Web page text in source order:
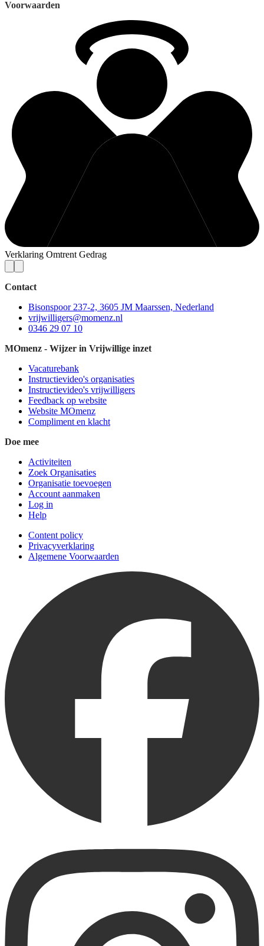
Voorwaarden
Verklaring Omtrent Gedrag
Contact
Bisonspoor 237-2, 3605 JM Maarssen, Nederland
vrijwilligers@momenz.nl
0346 29 07 10
MOmenz - Wijzer in Vrijwillige inzet
Vacaturebank
Instructievideo's organisaties
Instructievideo's vrijwilligers
Feedback op website
Website MOmenz
Compliment en klacht
Doe mee
Activiteiten
Zoek Organisaties
Organisatie toevoegen
Account aanmaken
Log in
Help
Content policy
Privacyverklaring
Algemene Voorwaarden